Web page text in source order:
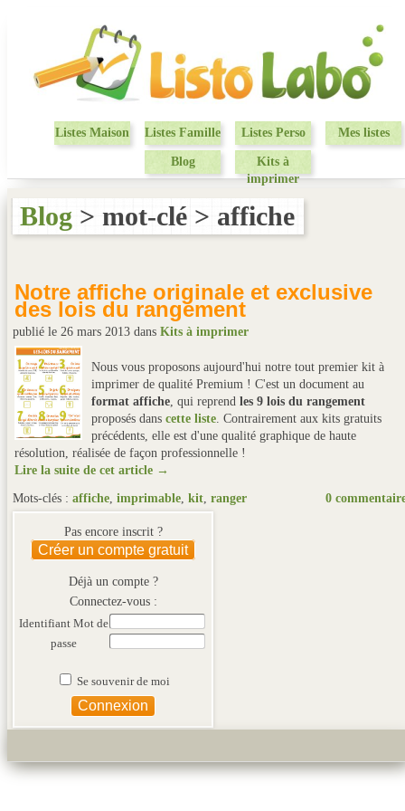
Listes Maison Listes Famille Listes Perso Mes listes
Blog
Kits à
imprimer
Blog > mot-clé > affiche
Notre affiche originale et exclusive
des lois du rangement
publié le 26 mars 2013 dans Kits à imprimer
Nous vous proposons aujourd'hui notre tout premier kit à
imprimer de qualité Premium ! C'est un document au
format affiche, qui reprend les 9 lois du rangement
proposés dans cette liste. Contrairement aux kits gratuits
précédents, elle est d'une qualité graphique de haute
résolution, réalisée de façon professionnelle !
Lire la suite de cet article →
Mots-clés : affiche, imprimable, kit, ranger 0
Pas encore inscrit ?
Créer un compte gratuit
Déjà un compte ?
Connectez-vous :
Identifiant Mot de
passe
Se souvenir de moi